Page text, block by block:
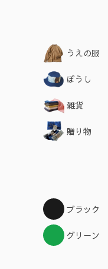
うえの服
ぼうし
雑貨
贈り物
ブラック
グリーン